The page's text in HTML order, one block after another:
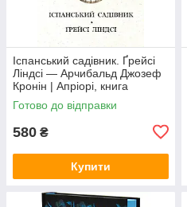
Іспанський садівник. Ґрейсі
Ліндсі — Арчибальд Джозеф
Кронін | Апріорі, книга
українською, нова, тверда
Готово до відправки
580 ₴
Купити